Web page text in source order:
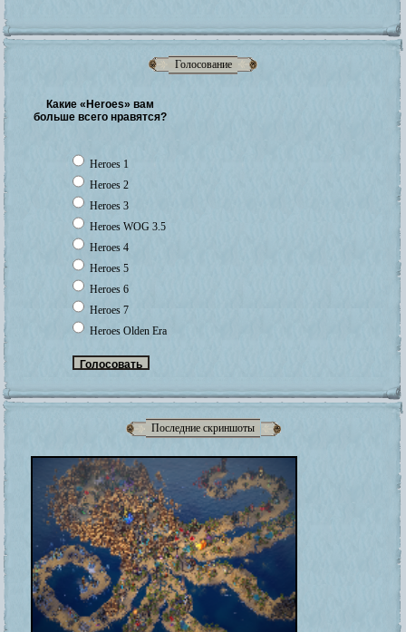
Голосование
Какие «Heroes» вам
больше всего нравятся?
Heroes 1
Heroes 2
Heroes 3
Heroes WOG 3.5
Heroes 4
Heroes 5
Heroes 6
Heroes 7
Heroes Olden Era
Последние скриншоты